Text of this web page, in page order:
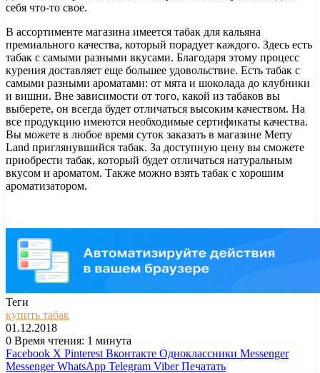
себя что-то свое.
В ассортименте магазина имеется табак для кальяна
премиального качества, который порадует каждого. Здесь есть
табак с самыми разными вкусами. Благодаря этому процесс
курения доставляет еще большее удовольствие. Есть табак с
самыми разными ароматами: от мята и шоколада до клубники
и вишни. Вне зависимости от того, какой из табаков вы
выберете, он всегда будет отличаться высоким качеством. На
все продукцию имеются необходимые сертификаты качества.
Вы можете в любое время суток заказать в магазине Merry
Land приглянувшийся табак. За доступную цену вы сможете
приобрести табак, который будет отличаться натуральным
вкусом и ароматом. Также можно взять табак с хорошим
ароматизатором.
Теги
купить табак
01.12.2018
0 Время чтения: 1 минута
Facebook X Pinterest Вконтакте Одноклассники Messenger
Messenger WhatsApp Telegram Viber Печатать